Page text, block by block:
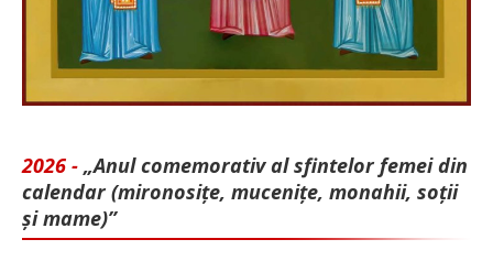
2026 - „Anul comemorativ al sfintelor femei din
calendar (mironosițe, mu­cenițe, monahii, soții
și mame)”